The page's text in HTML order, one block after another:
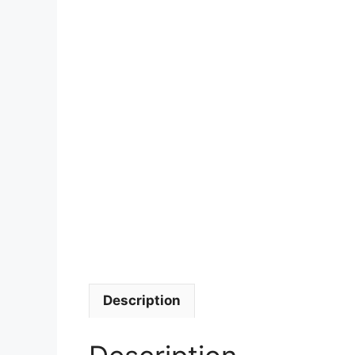
Description